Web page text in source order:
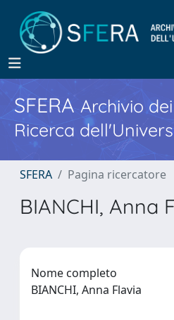
SFERA Archivio
Ricerca
SFERA Pagina ricercatore
BIANCHI, Anna
Nome completo
BIANCHI, Anna Flavia